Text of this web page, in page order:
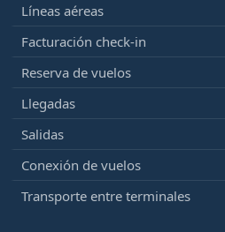
Líneas aéreas
Facturación check-in
Reserva de vuelos
Llegadas
Salidas
Conexión de vuelos
Transporte entre terminales